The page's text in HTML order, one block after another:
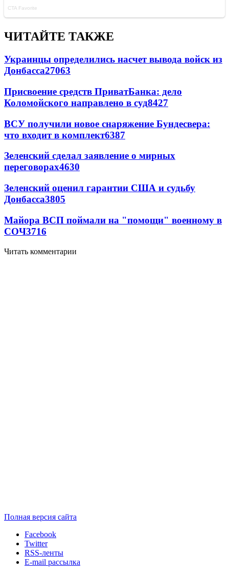
ЧИТАЙТЕ ТАКЖЕ
Украинцы определились насчет вывода войск из
Донбасса27063
Присвоение средств ПриватБанка: дело
Коломойского направлено в суд8427
ВСУ получили новое снаряжение Бундесвера:
что входит в комплект6387
Зеленский сделал заявление о мирных
переговорах4630
Зеленский оценил гарантии США и судьбу
Донбасса3805
Майора ВСП поймали на "помощи" военному в
СОЧ3716
Читать комментарии
Полная версия сайта
Facebook
Twitter
RSS-ленты
E-mail рассылка